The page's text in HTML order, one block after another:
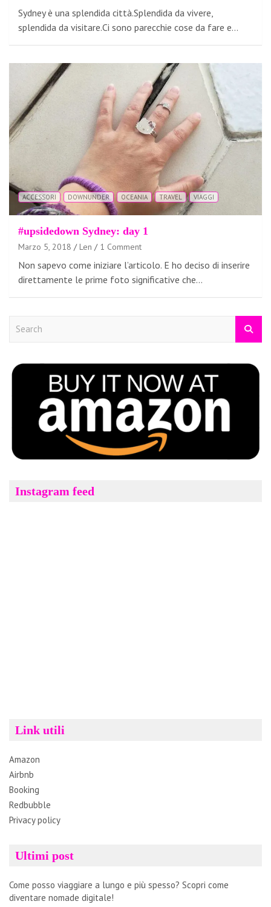
Sydney è una splendida città.Splendida da vivere,
splendida da visitare.Ci sono parecchie cose da fare e…
ACCESSORI DOWNUNDER OCEANIA TRAVEL VIAGGI
#upsidedown Sydney: day 1
Marzo 5, 2018 Len 1 Comment
Non sapevo come iniziare l’articolo. E ho deciso di inserire
direttamente le prime foto significative che…
c
Instagram feed
Link utili
Amazon
Airbnb
Booking
Redbubble
Privacy policy
Ultimi post
Come posso viaggiare a lungo e più spesso? Scopri come
diventare nomade digitale!